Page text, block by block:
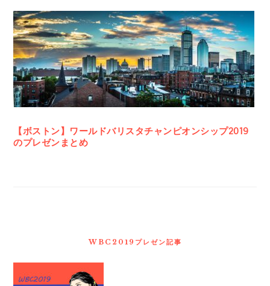
サ
イ
ド
バ
ー
【ボストン】ワールドバリスタチャンピオンシップ2019
のプレゼンまとめ
WBC2019プレゼン記事